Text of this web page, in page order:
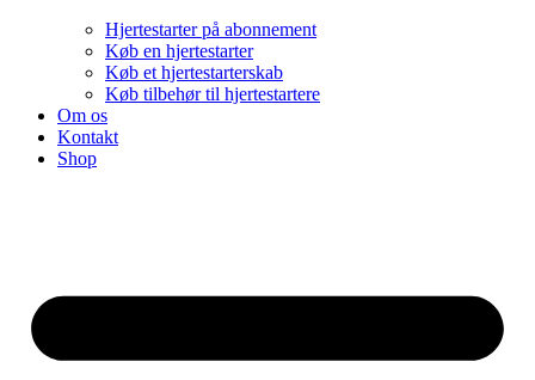
Hjertestarter på abonnement
Køb en hjertestarter
Køb et hjertestarterskab
Køb tilbehør til hjertestartere
Om os
Kontakt
Shop